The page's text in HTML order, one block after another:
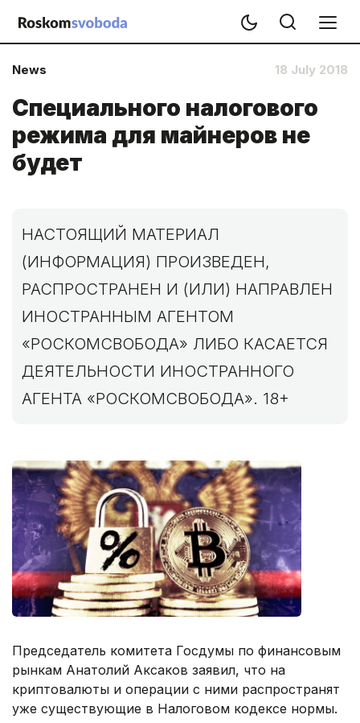
News 18 July 2018
Специального налогового
режима для майнеров не
будет
НАСТОЯЩИЙ МАТЕРИАЛ
(ИНФОРМАЦИЯ) ПРОИЗВЕДЕН,
РАСПРОСТРАНЕН И (ИЛИ) НАПРАВЛЕН
ИНОСТРАННЫМ АГЕНТОМ
«РОСКОМСВОБОДА» ЛИБО КАСАЕТСЯ
ДЕЯТЕЛЬНОСТИ ИНОСТРАННОГО
АГЕНТА «РОСКОМСВОБОДА». 18+
Председатель комитета Госдумы по финансовым
рынкам Анатолий Аксаков заявил, что на
криптовалюты и операции с ними распространят
уже существующие в Налоговом кодексе нормы.